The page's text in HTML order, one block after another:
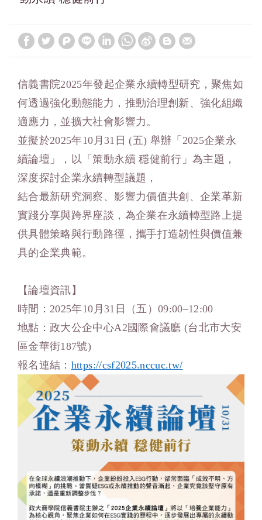
信義書院2025年發起企業永續轉型研究，聚焦如
何透過強化動態能力，推動治理創新、強化組織
適應力，並擴大社會影響力。
並擬於2025年10月31日 (五) 舉辦「2025企業永
續論壇」，以「策動永續 穩健前行」為主題，
深度探討企業永續轉型議題，
結合最新研究洞察、影響力價值共創、企業革新
實踐分享與跨界座談，為企業在永續轉型路上提
供具體策略與行動路徑，攜手打造韌性與價值兼
具的企業典範。
【論壇資訊】
時間：2025年10 月 31 日（五） 09:00–12:00
地點：政大公企中心A2 國際會議廳 (台北市大安
區金華街187號)
報名連結： https://csf2025.nccuc.tw/